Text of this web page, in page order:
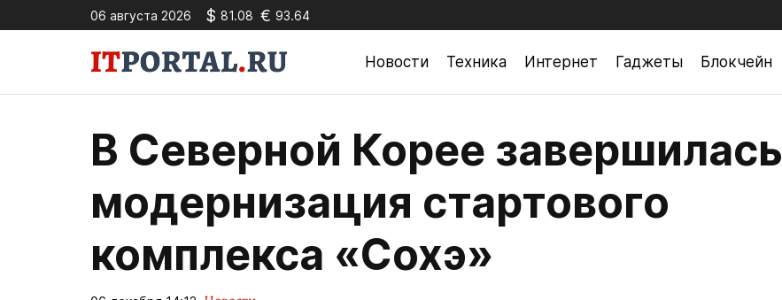
06 августа 2026 $ 81.08 € 93.64
Новости Техника Интернет Гаджеты Блокчейн
В Северной Корее завершилась
модернизация стартового
комплекса «Сохэ»